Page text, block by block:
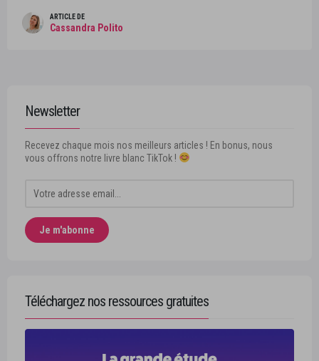
ARTICLE DE
Cassandra Polito
Newsletter
Recevez chaque mois nos meilleurs articles ! En bonus, nous
vous offrons notre livre blanc TikTok !
Téléchargez nos ressources gratuites